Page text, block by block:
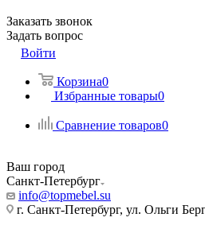
Заказать звонок
Задать вопрос
Войти
Корзина0
Избранные товары0
Сравнение товаров0
Ваш город
Санкт-Петербург
info@topmebel.su
г. Санкт-Петербург, ул. Ольги